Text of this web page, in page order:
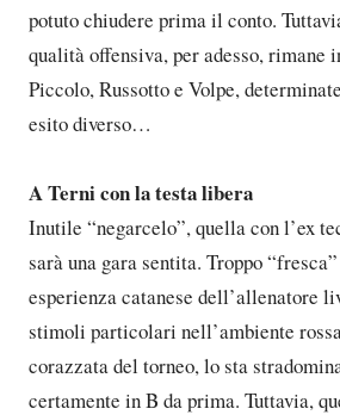
potuto chiudere prima il conto.
qualità offensiva, per adesso, rimane
Piccolo, Russotto e Volpe,
esito diverso…
A Terni con la testa libera
Inutile “negarcelo”, quella con l’ex
sarà una gara sentita. Troppo
esperienza catanese dell’allenatore
stimoli particolari nell’ambiente
corazzata del torneo, lo sta
certamente in B da prima. Tuttavia,